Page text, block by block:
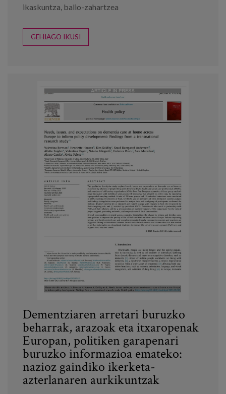
ikaskuntza, balio-zahartzea
GEHIAGO IKUSI
Dementziaren arretari buruzko
beharrak, arazoak eta itxaropenak
Europan, politiken garapenari
buruzko informazioa emateko:
nazioz gaindiko ikerketa-
azterlanaren aurkikuntzak